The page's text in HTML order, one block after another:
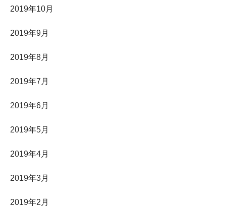
2019年10月
2019年9月
2019年8月
2019年7月
2019年6月
2019年5月
2019年4月
2019年3月
2019年2月